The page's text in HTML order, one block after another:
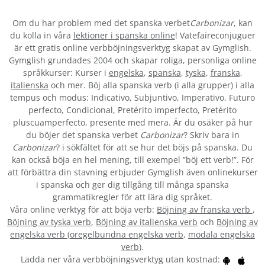
Om du har problem med det spanska verbetCarbonizar, kan
du kolla in våra lektioner i spanska online! Vatefaireconjuguer
är ett gratis online verbböjningsverktyg skapat av Gymglish.
Gymglish grundades 2004 och skapar roliga, personliga online
språkkurser: Kurser i engelska, spanska, tyska, franska,
italienska och mer. Böj alla spanska verb (i alla grupper) i alla
tempus och modus: Indicativo, Subjuntivo, Imperativo, Futuro
perfecto, Condicional, Pretérito imperfecto, Pretérito
pluscuamperfecto, presente med mera. Är du osäker på hur
du böjer det spanska verbet Carbonizar? Skriv bara in
Carbonizar? i sökfältet för att se hur det böjs på spanska. Du
kan också böja en hel mening, till exempel ”böj ett verb!”. För
att förbättra din stavning erbjuder Gymglish även onlinekurser
i spanska och ger dig tillgång till många spanska
grammatikregler för att lära dig språket.
Våra online verktyg för att böja verb: Böjning av franska verb ,
Böjning av tyska verb, Böjning av italienska verb och Böjning av
engelska verb (oregelbundna engelska verb, modala engelska
verb).
Ladda ner våra verbböjningsverktyg utan kostnad: